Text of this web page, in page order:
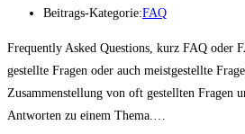
Beitrags-Kategorie:FAQ
Frequently Asked Questions, kurz FAQ oder
gestellte Fragen oder auch meistgestellte
Zusammenstellung von oft gestellten Fragen
Antworten zu einem Thema.…